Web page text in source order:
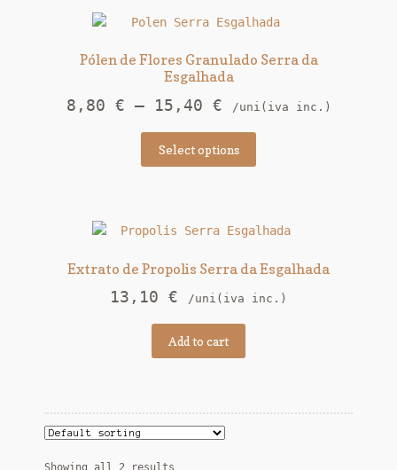
Pólen de Flores Granulado Serra da
Esgalhada
8,80 € – 15,40 € /uni(iva inc.)
Select options
Extrato de Propolis Serra da Esgalhada
13,10 € /uni(iva inc.)
Add to cart
Showing all 2 results